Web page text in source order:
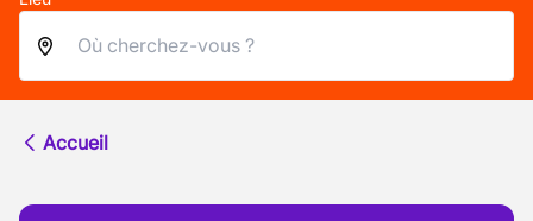
Accueil